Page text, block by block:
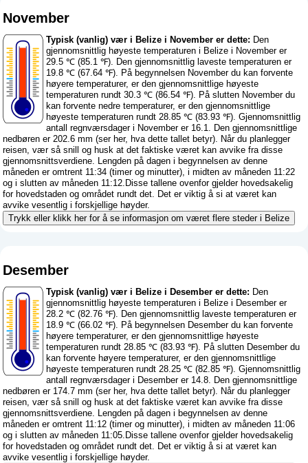
November
Typisk (vanlig) vær i Belize i November er dette: Den
gjennomsnittlig høyeste temperaturen i Belize i November er
29.5 ℃ (85.1 ℉). Den gjennomsnittlig laveste temperaturen er
19.8 ℃ (67.64 ℉). På begynnelsen November du kan forvente
høyere temperaturer, er den gjennomsnittlige høyeste
temperaturen rundt 30.3 ℃ (86.54 ℉). På slutten November du
kan forvente nedre temperaturer, er den gjennomsnittlige
høyeste temperaturen rundt 28.85 ℃ (83.93 ℉). Gjennomsnittlig
antall regnværsdager i November er 16.1. Den gjennomsnittlige
nedbøren er 202.6 mm (ser her, hva dette tallet betyr). Når du planlegger
reisen, vær så snill og husk at det faktiske været kan avvike fra disse
gjennomsnittsverdiene. Lengden på dagen i begynnelsen av denne
måneden er omtrent 11:34 (timer og minutter), i midten av måneden 11:22
og i slutten av måneden 11:12.Disse tallene ovenfor gjelder hovedsakelig
for hovedstaden og området rundt det. Det er viktig å si at været kan
avvike vesentlig i forskjellige høyder.
Trykk eller klikk her for å se informasjon om været flere steder i Belize
Desember
Typisk (vanlig) vær i Belize i Desember er dette: Den
gjennomsnittlig høyeste temperaturen i Belize i Desember er
28.2 ℃ (82.76 ℉). Den gjennomsnittlig laveste temperaturen er
18.9 ℃ (66.02 ℉). På begynnelsen Desember du kan forvente
høyere temperaturer, er den gjennomsnittlige høyeste
temperaturen rundt 28.85 ℃ (83.93 ℉). På slutten Desember du
kan forvente høyere temperaturer, er den gjennomsnittlige
høyeste temperaturen rundt 28.25 ℃ (82.85 ℉). Gjennomsnittlig
antall regnværsdager i Desember er 14.8. Den gjennomsnittlige
nedbøren er 174.7 mm (ser her, hva dette tallet betyr). Når du planlegger
reisen, vær så snill og husk at det faktiske været kan avvike fra disse
gjennomsnittsverdiene. Lengden på dagen i begynnelsen av denne
måneden er omtrent 11:12 (timer og minutter), i midten av måneden 11:06
og i slutten av måneden 11:05.Disse tallene ovenfor gjelder hovedsakelig
for hovedstaden og området rundt det. Det er viktig å si at været kan
avvike vesentlig i forskjellige høyder.